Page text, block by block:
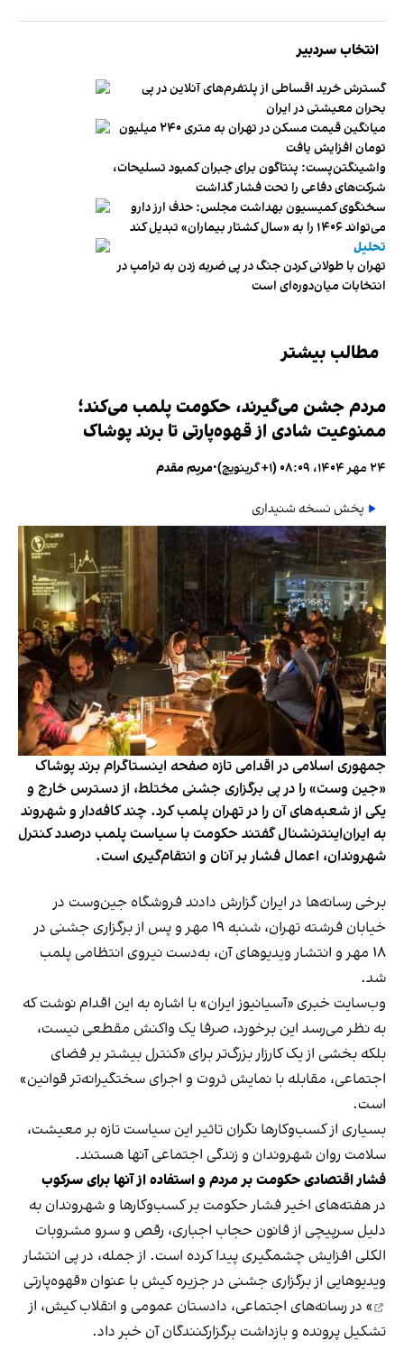
انتخاب سردبیر
گسترش خرید اقساطی از پلتفرم‌های آنلاین در پی
بحران معیشتی در ایران
میانگین قیمت مسکن در تهران به متری ۲۴۰ میلیون
تومان افزایش یافت
واشینگتن‌پست: پنتاگون برای جبران کمبود تسلیحات،
شرکت‌های دفاعی را تحت فشار گذاشت
سخنگوی کمیسیون بهداشت مجلس: حذف ارز دارو
می‌تواند ۱۴۰۶ را به «سال کشتار بیماران» تبدیل کند
تحلیل
تهران با طولانی کردن جنگ در پی ضربه زدن به ترامپ در
انتخابات میان‌دوره‌ای است
مطالب بیشتر
مردم جشن می‌گیرند، حکومت پلمب می‌کند؛
ممنوعیت شادی از قهوه‌پارتی تا برند پوشاک
۲۴ مهر ۱۴۰۴، ۰۸:۰۹ (‎+۱ گرینویچ) •مریم مقدم
پخش نسخه شنیداری
جمهوری اسلامی در اقدامی تازه صفحه اینستاگرام برند پوشاک
«جین وست» را در پی برگزاری جشنی مختلط، از دسترس خارج و
یکی از شعبه‌های آن را در تهران پلمب کرد. چند کافه‌‌دار و شهروند
به ایران‌اینترنشنال گفتند حکومت با سیاست پلمب درصدد کنترل
شهروندان، اعمال فشار بر آنان و انتقام‌گیری است.
برخی رسانه‌ها در ایران گزارش دادند فروشگاه جین‌وست در
خیابان فرشته تهران، شنبه ۱۹ مهر و پس از برگزاری جشنی در
۱۸ مهر و انتشار ویدیوهای آن، به‌دست نیروی انتظامی پلمب
شد.
وب‌سایت خبری «آسیانیوز ایران» با اشاره به این اقدام نوشت که
به نظر می‌رسد این برخورد، صرفا یک واکنش مقطعی نیست،
بلکه بخشی از یک کارزار بزرگ‌تر برای «کنترل بیشتر بر فضای
اجتماعی، مقابله با نمایش ثروت و اجرای سختگیرانه‌تر قوانین»
است.
بسیاری از کسب‌وکارها نگران تاثیر این سیاست‌ تازه بر معیشت،
سلامت روان شهروندان و زندگی اجتماعی آنها هستند.
فشار اقتصادی حکومت بر مردم و استفاده از آنها برای سرکوب
در هفته‌های اخیر فشار حکومت بر کسب‌وکارها و شهروندان به
دلیل سرپیچی از قانون حجاب اجباری، رقص و سرو مشروبات
الکلی افزایش چشمگیری پیدا کرده است. از جمله، در پی انتشار
ویدیوهایی از برگزاری جشنی در جزیره کیش با عنوان «قهوه‌پارتی
» در رسانه‌های اجتماعی، دادستان عمومی و انقلاب کیش، از
تشکیل پرونده و بازداشت برگزارکنندگان آن خبر داد.